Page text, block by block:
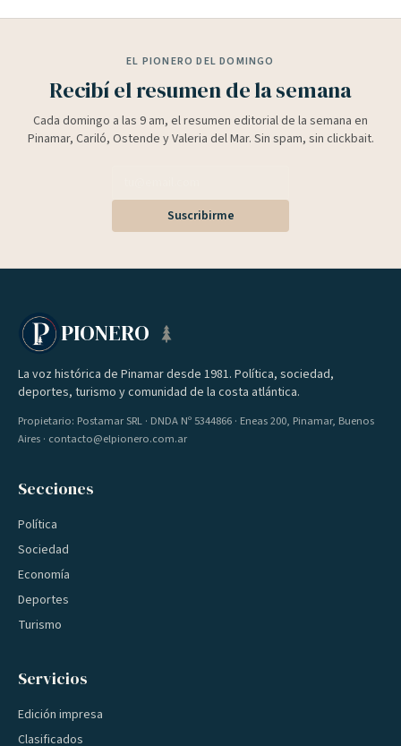
EL PIONERO DEL DOMINGO
Recibí el resumen de la semana
Cada domingo a las 9 am, el resumen editorial de la semana en
Pinamar, Cariló, Ostende y Valeria del Mar. Sin spam, sin clickbait.
Suscribirme
PIONERO
La voz histórica de Pinamar desde 1981. Política, sociedad,
deportes, turismo y comunidad de la costa atlántica.
Propietario: Postamar SRL · DNDA Nº 5344866 · Eneas 200, Pinamar, Buenos
Aires · contacto@elpionero.com.ar
Secciones
Política
Sociedad
Economía
Deportes
Turismo
Servicios
Edición impresa
Clasificados